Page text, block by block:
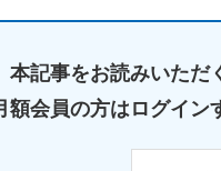
本記事をお読みいただ
額会員の方はログイン